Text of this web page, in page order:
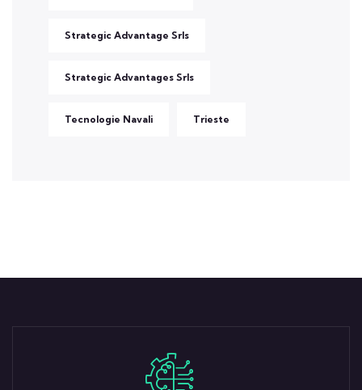
Strategic Advantage Srls
Strategic Advantages Srls
Tecnologie Navali Trieste